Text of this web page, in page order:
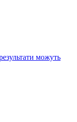
можуть